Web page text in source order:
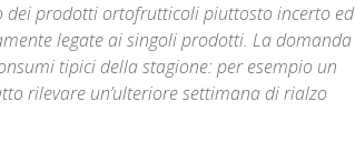
dei prodotti ortofrutticoli piuttosto incerto ed
legate ai singoli prodotti. La domanda
tipici della stagione: per esempio un
rilevare un’ulteriore settimana di rialzo